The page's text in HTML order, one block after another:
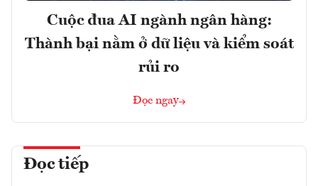
Cuộc đua AI ngành ngân hàng:
Thành bại nằm ở dữ liệu và kiểm soát
rủi ro
Đọc ngay
Đọc tiếp